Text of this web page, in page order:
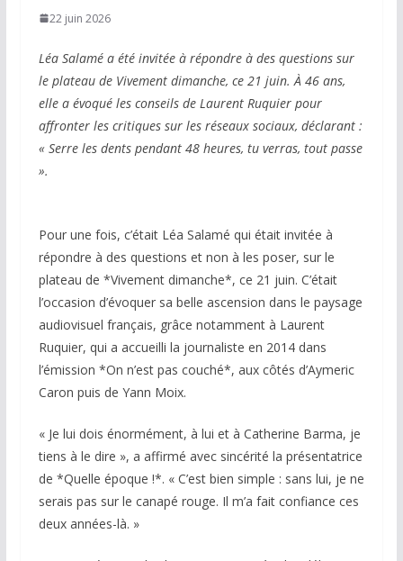
22 juin 2026
Léa Salamé a été invitée à répondre à des questions sur
le plateau de Vivement dimanche, ce 21 juin. À 46 ans,
elle a évoqué les conseils de Laurent Ruquier pour
affronter les critiques sur les réseaux sociaux, déclarant :
« Serre les dents pendant 48 heures, tu verras, tout passe
».
Pour une fois, c’était Léa Salamé qui était invitée à
répondre à des questions et non à les poser, sur le
plateau de *Vivement dimanche*, ce 21 juin. C’était
l’occasion d’évoquer sa belle ascension dans le paysage
audiovisuel français, grâce notamment à Laurent
Ruquier, qui a accueilli la journaliste en 2014 dans
l’émission *On n’est pas couché*, aux côtés d’Aymeric
Caron puis de Yann Moix.
« Je lui dois énormément, à lui et à Catherine Barma, je
tiens à le dire », a affirmé avec sincérité la présentatrice
de *Quelle époque !*. « C’est bien simple : sans lui, je ne
serais pas sur le canapé rouge. Il m’a fait confiance ces
deux années-là. »